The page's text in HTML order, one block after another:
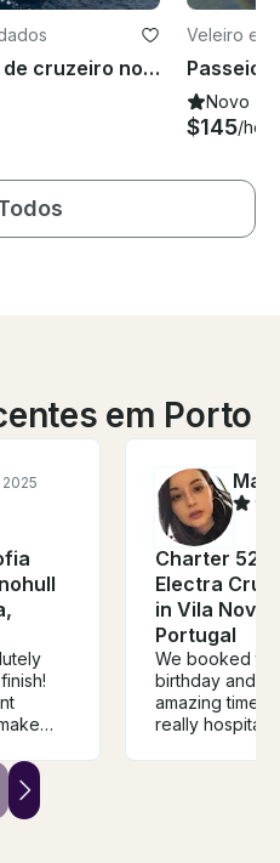
Aluguel de catamarã de cruzeiro no Porto
Veleiro em
Novo
$145/hora
em Porto
and
Charter 52'
Electra
in Vila Nova
Portugal
We booked to
birthday and
amazing time!
really